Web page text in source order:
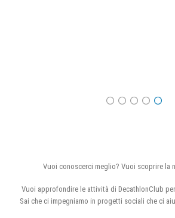
Vuoi conoscerci meglio? Vuoi scoprire la
Vuoi approfondire le attività di DecathlonClub
Sai che ci impegniamo in progetti sociali che ci